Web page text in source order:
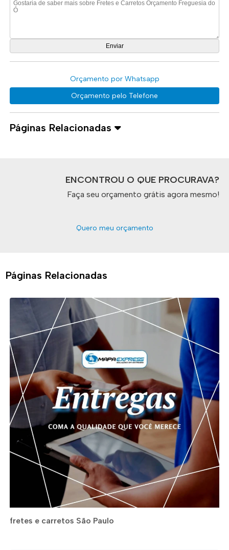
Orçamento por Whatsapp
Orçamento pelo Telefone
Páginas Relacionadas
ENCONTROU O QUE PROCURAVA?
Faça seu orçamento grátis agora mesmo!
Quero meu orçamento
Páginas Relacionadas
fretes e carretos São Paulo